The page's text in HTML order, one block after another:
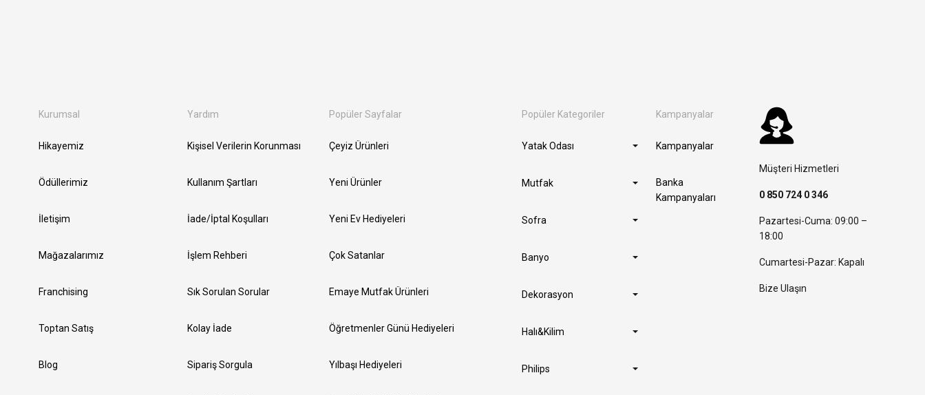
Kurumsal
Hikayemiz
Ödüllerimiz
İletişim
Mağazalarımız
Franchising
Toptan Satış
Blog
Yardım
Kişisel Verilerin Korunması
Kullanım Şartları
İade/İptal Koşulları
İşlem Rehberi
Sık Sorulan Sorular
Kolay İade
Sipariş Sorgula
Popüler Sayfalar
Çeyiz Ürünleri
Yeni Ürünler
Yeni Ev Hediyeleri
Çok Satanlar
Emaye Mutfak Ürünleri
Öğretmenler Günü Hediyeleri
Yılbaşı Hediyeleri
Popüler Kategoriler
Yatak Odası
Mutfak
Sofra
Banyo
Dekorasyon
Halı&Kilim
Philips
Kampanyalar
Kampanyalar
Banka
Kampanyaları
Müşteri Hizmetleri
0 850 724 0 346
Pazartesi-Cuma: 09:00 –
18:00
Cumartesi-Pazar: Kapalı
Bize Ulaşın